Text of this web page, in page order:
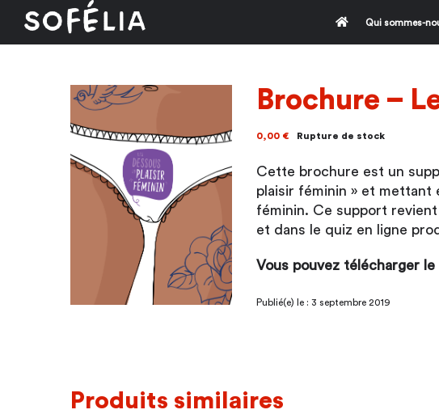
Passer
contenu
Qui sommes-
Brochure –
0,00 € Rupture de stock
Cette brochure est un
plaisir féminin » et mettant
féminin. Ce support
et dans le quiz en ligne
Vous pouvez télécharger le
Publié(e) le : 3 septembre 2019
Produits similaires